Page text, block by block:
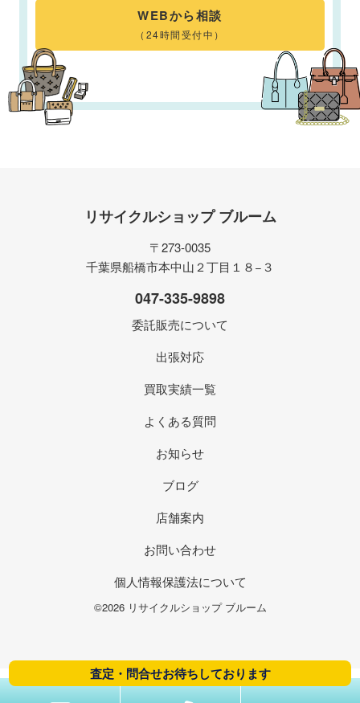
WEBから相談
（24時間受付中）
リサイクルショップ ブルーム
〒273-0035
千葉県船橋市本中山２丁目１８−３
047-335-9898
委託販売について
出張対応
買取実績一覧
よくある質問
お知らせ
ブログ
店舗案内
お問い合わせ
個人情報保護法について
©2026 リサイクルショップ ブルーム
査定・問合せお待ちしております